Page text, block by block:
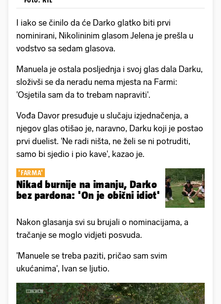
I iako se činilo da će Darko glatko biti prvi
nominirani, Nikolininim glasom Jelena je prešla u
vodstvo sa sedam glasova.
Manuela je ostala posljednja i svoj glas dala Darku,
složivši se da neradu nema mjesta na Farmi:
'Osjetila sam da to trebam napraviti'.
Vođa Davor presuđuje u slučaju izjednačenja, a
njegov glas otišao je, naravno, Darku koji je postao
prvi duelist. 'Ne radi ništa, ne želi se ni potruditi,
samo bi sjedio i pio kave', kazao je.
'FARMA'
Nikad burnije na imanju, Darko
bez pardona: 'On je obični idiot'
Nakon glasanja svi su brujali o nominacijama, a
tračanje se moglo vidjeti posvuda.
'Manuele se treba paziti, pričao sam svim
ukućanima', Ivan se ljutio.